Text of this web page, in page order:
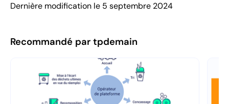
Dernière modification le 5 septembre 2024
Recommandé par tpdemain